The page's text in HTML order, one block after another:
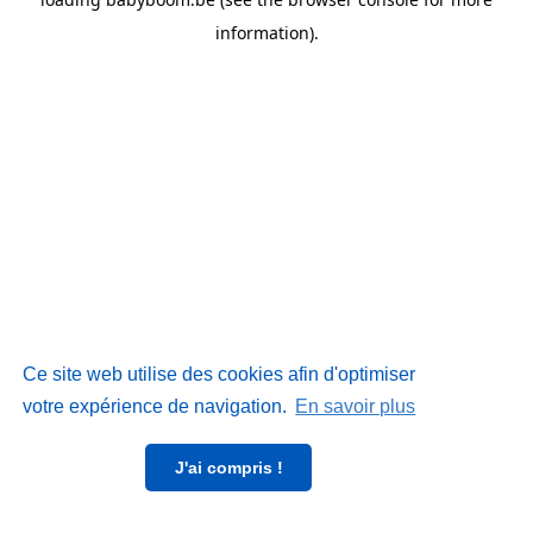
Ce site web utilise des cookies afin d'optimiser
votre expérience de navigation. En savoir plus
J'ai compris !
information).